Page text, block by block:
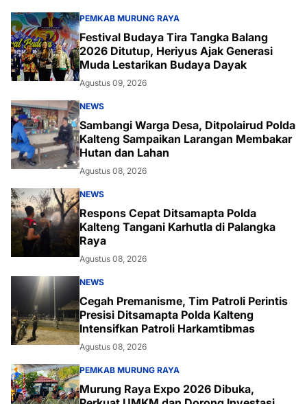
PEMKAB MURUNG RAYA
Festival Budaya Tira Tangka Balang
2026 Ditutup, Heriyus Ajak Generasi
Muda Lestarikan Budaya Dayak
Agustus 09, 2026
NEWS
Sambangi Warga Desa, Ditpolairud Polda
Kalteng Sampaikan Larangan Membakar
Hutan dan Lahan
Agustus 08, 2026
NEWS
Respons Cepat Ditsamapta Polda
Kalteng Tangani Karhutla di Palangka
Raya
Agustus 08, 2026
NEWS
Cegah Premanisme, Tim Patroli Perintis
Presisi Ditsamapta Polda Kalteng
Intensifkan Patroli Harkamtibmas
Agustus 08, 2026
PEMKAB MURUNG RAYA
Murung Raya Expo 2026 Dibuka,